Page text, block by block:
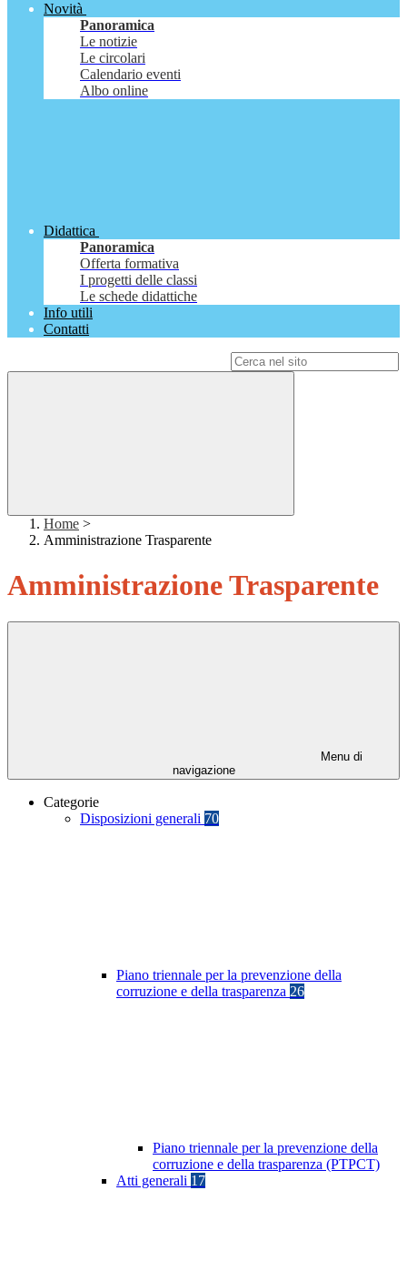
Novità
Panoramica
Le notizie
Le circolari
Calendario eventi
Albo online
Didattica
Panoramica
Offerta formativa
I progetti delle classi
Le schede didattiche
Info utili
Contatti
Home >
Amministrazione Trasparente
Amministrazione Trasparente
Menu di
navigazione
Categorie
Disposizioni generali 70
Piano triennale per la prevenzione della
corruzione e della trasparenza 26
Piano triennale per la prevenzione della
corruzione e della trasparenza (PTPCT)
Atti generali 17